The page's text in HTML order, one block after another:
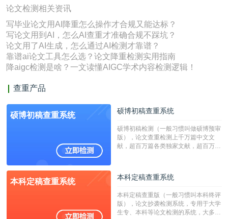
论文检测相关资讯
写毕业论文用AI降重怎么操作才合规又能达标？
写论文用到AI，怎么AI查重才准确合规不踩坑？
论文用了AI生成，怎么通过AI检测才靠谱？
靠谱ai论文工具怎么选？论文降重检测实用指南
降aigc检测是啥？一文读懂AIGC学术内容检测逻辑！
查重产品
硕博初稿查重系统 硕博初稿查重系统
硕博初稿检测（一般习惯叫做硕博预审
版），论文查重检测上千万篇中文文
献，超百万篇各类独家文献，超百万港
校用来检测硕博论文的系统，检测范围
广，数据来源真实，检测算法合理!本
字符数30万）
本科定稿查重系统 本科定稿查重系统
本科定稿查重版（一般习惯叫本科终评
版），论文抄袭检测系统，专用于大学
生专、本科等论文检测的系统，大多数